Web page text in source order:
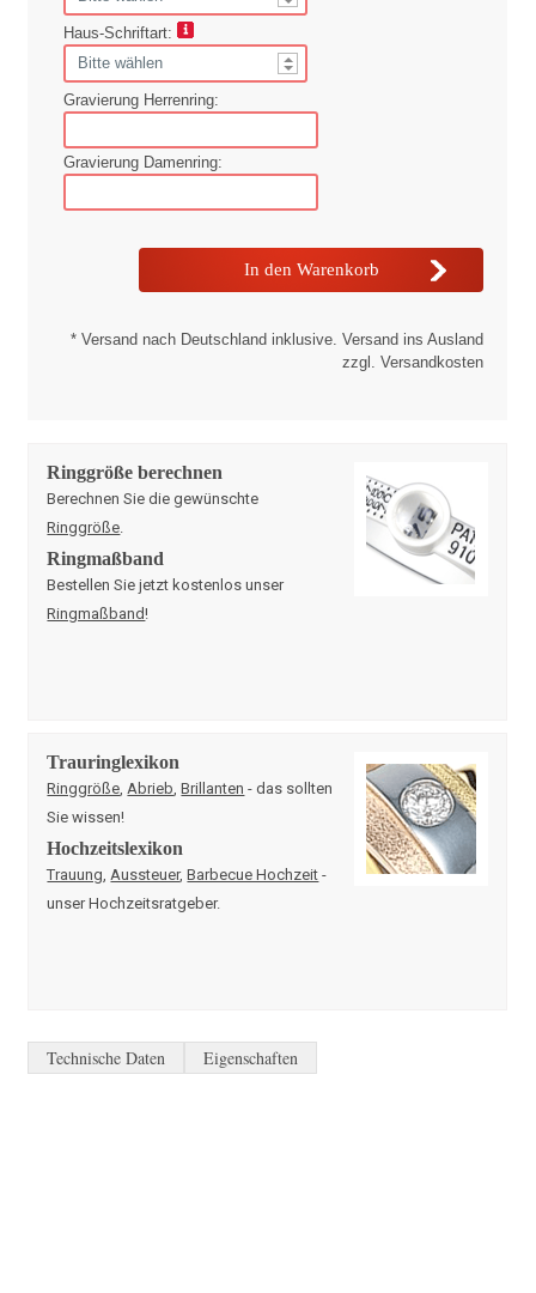
Haus-Schriftart:
Gravierung Herrenring:
Gravierung Damenring:
* Versand nach Deutschland inklusive. Versand ins Ausland
zzgl. Versandkosten
Ringgröße berechnen
Berechnen Sie die gewünschte
Ringgröße
Ringmaßband
Bestellen Sie jetzt kostenlos unser
Ringmaßband!
Trauringlexikon
Ringgröße Abrieb ,Brillanten - das sollten
Sie wissen!
Hochzeitslexikon
Trauung Aussteuer,Barbecue Hochzeit -
unser Hochzeitsratgeber.
Technische Daten Eigenschaften